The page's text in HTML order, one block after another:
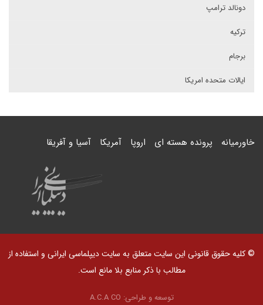
دونالد ترامپ
ترکیه
برجام
ایالات متحده امریکا
خاورمیانه پرونده هسته ای اروپا آمریکا آسیا و آفریقا
© کلیه حقوق قانونی این سایت متعلق به سایت دیپلماسی ایرانی و استفاده از
مطالب با ذکر منابع بلا مانع است.
توسعه و طراحی: A.C.A CO